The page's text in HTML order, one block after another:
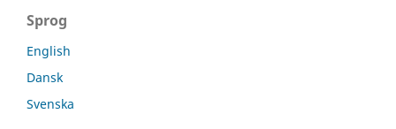
Sprog
English
Dansk
Svenska